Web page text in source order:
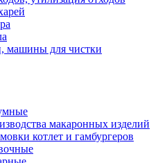
машины для чистки
макаронных изделий
котлет и гамбургеров